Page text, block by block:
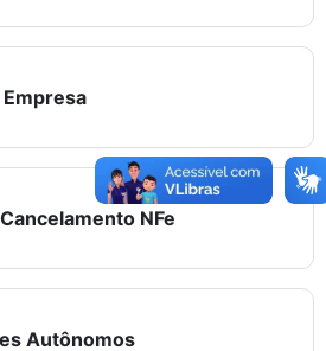
NFe
Autônomos